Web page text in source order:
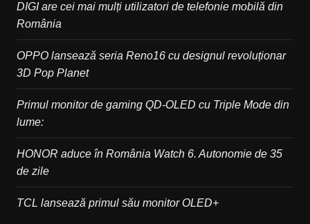
DIGI are cei mai mulți utilizatori de telefonie mobilă din
România
OPPO lansează seria Reno16 cu designul revoluționar
3D Pop Planet
Primul monitor de gaming QD-OLED cu Triple Mode din
lume:
HONOR aduce în România Watch 6. Autonomie de 35
de zile
TCL lansează primul său monitor OLED+